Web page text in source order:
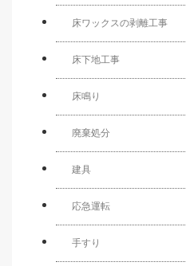
床ワックスの剥離工事
床下地工事
床鳴り
廃棄処分
建具
応急運転
手すり